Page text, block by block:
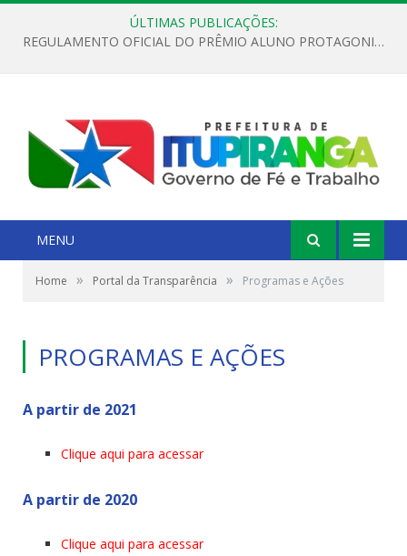
ÚLTIMAS PUBLICAÇÕES:
REGULAMENTO OFICIAL DO PRÊMIO ALUNO PROTAGONISTA – EDIÇÃO 2026
MENU
Home » Portal da Transparência » Programas e Ações
PROGRAMAS E AÇÕES
A partir de 2021
Clique aqui para acessar
A partir de 2020
Clique aqui para acessar